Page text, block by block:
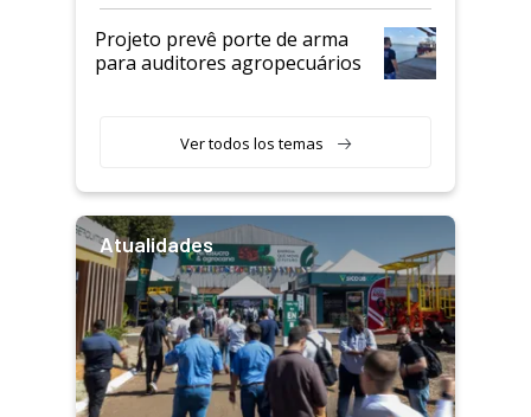
Projeto prevê porte de arma
para auditores agropecuários
Ver todos los temas
Atualidades